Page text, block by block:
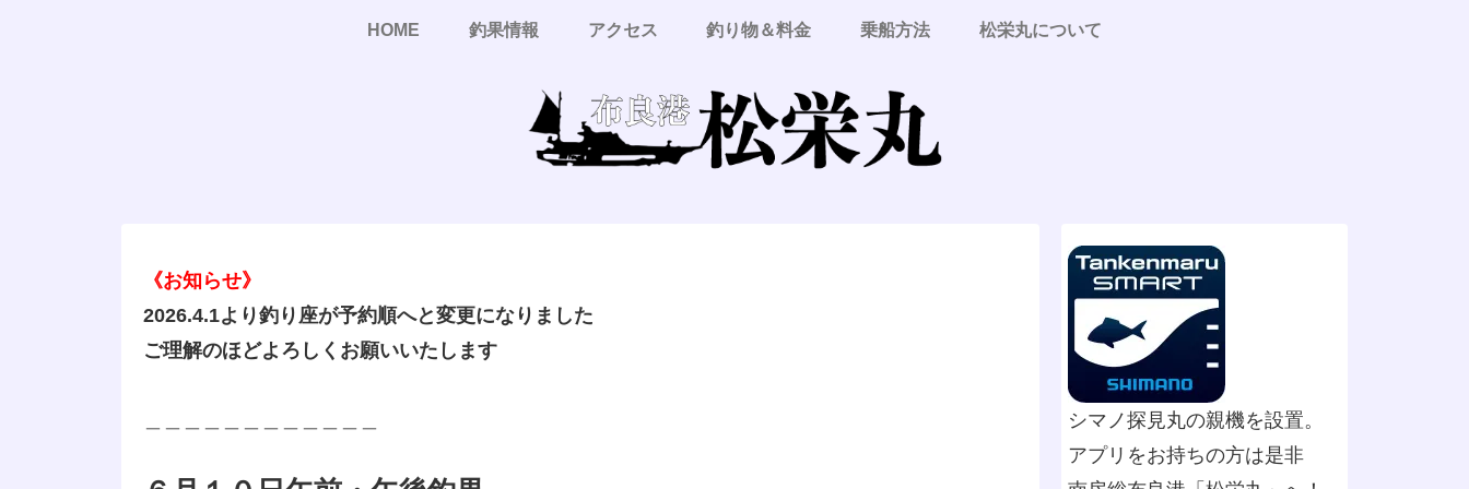
HOME 釣果情報 アクセス 釣り物＆料金 乗船方法 松栄丸について
《お知らせ》
2026.4.1より釣り座が予約順へと変更になりました
ご理解のほどよろしくお願いいたします
シマノ探見丸の親機を設置。
アプリをお持ちの方は是非